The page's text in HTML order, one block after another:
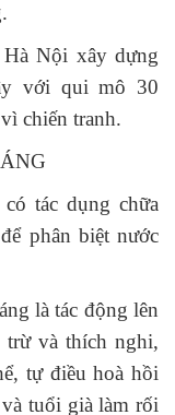
Nội xây dựng
với qui mô 30
chiến tranh.
tác dụng chữa
phân biệt nước
là tác động lên
trừ và thích nghi,
tự điều hoà hồi
tuổi già làm rối